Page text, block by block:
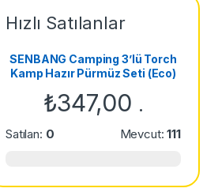
Hızlı Satılanlar
SENBANG Camping 3’lü Torch
Kamp Hazır Pürmüz Seti (Eco)
₺347,00 .
Satılan: 0 Mevcut:111